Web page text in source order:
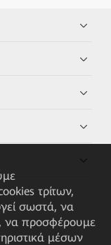
τρίτων,
σωστά, να
να προσφέρουμε
μέσων